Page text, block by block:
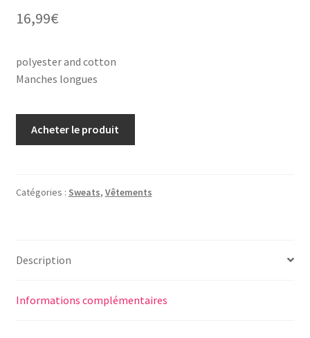
16,99€
polyester and cotton
Manches longues
Acheter le produit
Catégories : Sweats, Vêtements
Description
Informations complémentaires